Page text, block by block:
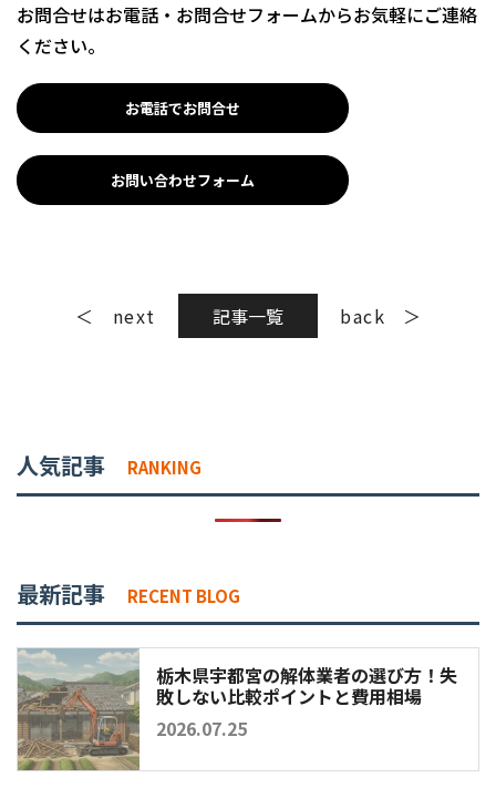
お問合せはお電話・お問合せフォームからお気軽にご連絡
ください。
お電話でお問合せ
お問い合わせフォーム
next 記事一覧 back
人気記事 RANKING
最新記事 RECENT BLOG
栃木県宇都宮の解体業者の選び方！失
敗しない比較ポイントと費用相場
2026.07.25